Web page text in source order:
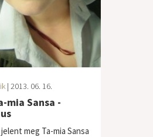
| 2013. 06. 16.
mia Sansa -
meg Ta-mia Sansa